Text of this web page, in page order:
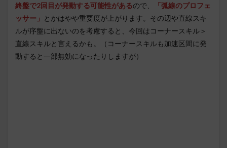
終盤で2回目が発動する可能性があるので、
「弧線のプロフェ
ッサー」 とかはやや重要度が上がります。その辺や直線スキ
ルが序盤に出ないのを考慮すると、今回はコーナースキル＞
直線スキルと言えるかも。（コーナースキルも加速区間に発
動すると一部無効になったりしますが）